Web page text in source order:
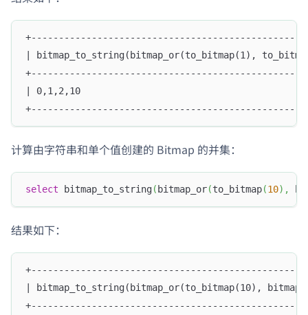
| bitmap_to_string(bitmap_or(to_bitmap(1),
| 0,1,2,10
计算由字符串和单个值创建的 Bitmap 的并集：
select bitmap_to_string( bitmap_or(to_bitmap(10) ,
结果如下：
| bitmap_to_string(bitmap_or(to_bitmap(10),